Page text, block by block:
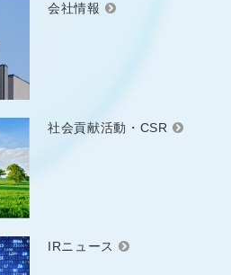
会社情報
社会貢献活動・CSR
IRニュース